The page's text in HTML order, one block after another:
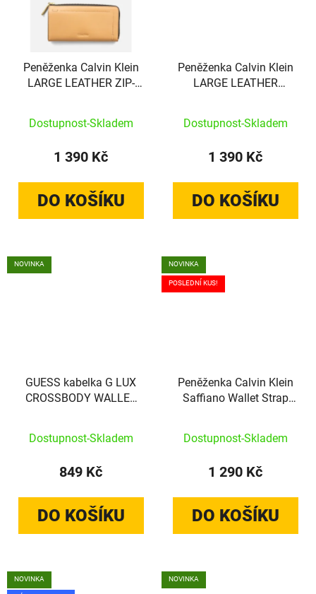
Peněženka Calvin Klein
LARGE LEATHER ZIP-
Dostupnost-Skladem
1 390 Kč
DO KOŠÍKU
Peněženka Calvin Klein
LARGE LEATHER
Dostupnost-Skladem
1 390 Kč
DO KOŠÍKU
NOVINKA
GUESS kabelka G LUX
CROSSBODY WALLET
Dostupnost-Skladem
849 Kč
DO KOŠÍKU
NOVINKA
POSLEDNÍ KUS!
Peněženka Calvin Klein
Saffiano Wallet Strap
Dostupnost-Skladem
1 290 Kč
DO KOŠÍKU
NOVINKA NOVINKA